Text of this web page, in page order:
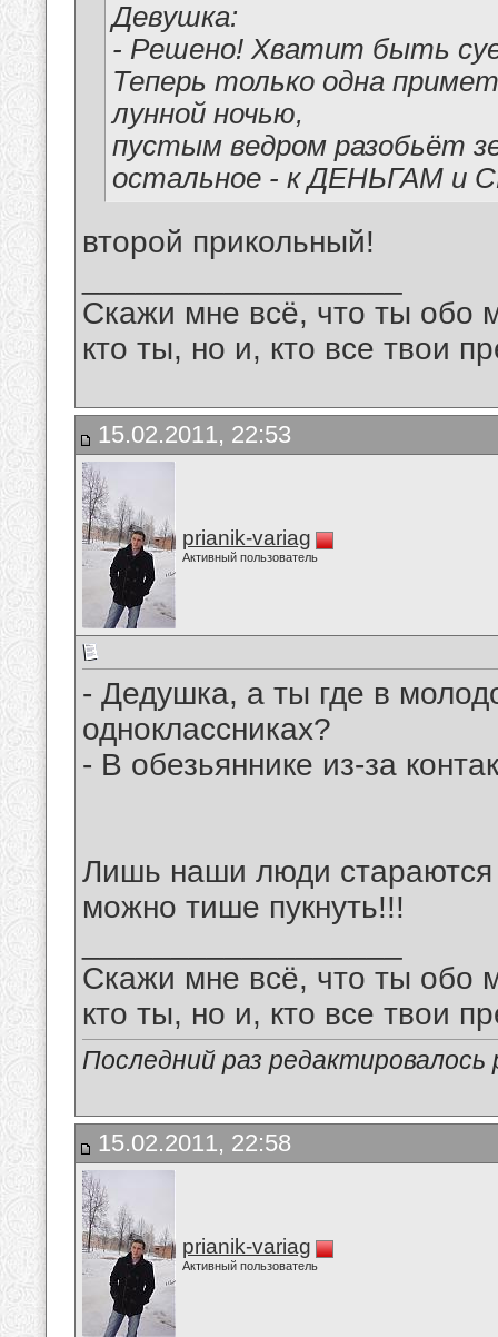
Девушка:
- Решено! Хватит быть
Теперь только одна
лунной ночью,
пустым ведром разобьёт
остальное - к ДЕНЬГАМ и
второй прикольный!
Скажи мне всё, что ты обо
кто ты, но и, кто все твои
15.02.2011, 22:53
prianik-variag
Активный пользователь
- Дедушка, а ты где в
одноклассниках?
- В обезьяннике из-за
Лишь наши люди стараются
можно тише пукнуть!!!
Скажи мне всё, что ты обо
кто ты, но и, кто все твои
Последний раз
15.02.2011, 22:58
prianik-variag
Активный пользователь